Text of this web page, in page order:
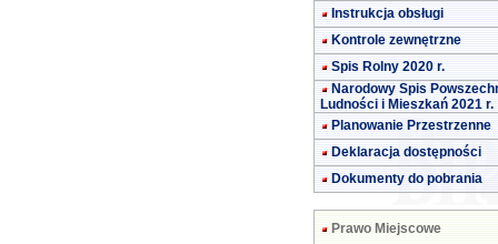
Instrukcja obsługi
Kontrole zewnętrzne
Spis Rolny 2020 r.
Narodowy Spis
Ludności i Mieszkań 2021 r.
Planowanie Przestrzenne
Deklaracja dostępności
Dokumenty do pobrania
Prawo Miejscowe